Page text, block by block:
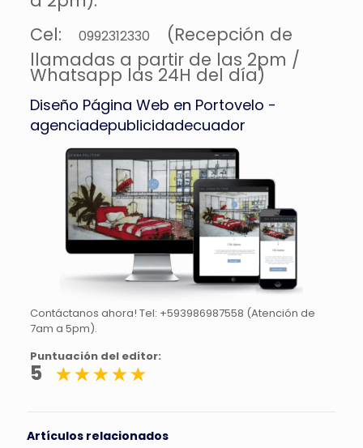
Cel:
0992312330
(Recepción de
llamadas a partir de las 2pm /
Whatsapp las 24H del día)
Diseño Página Web en Portovelo -
agenciadepublicidadecuador
Contáctanos ahora! Tel: +593986987558 (Atención de
7am a 5pm).
Puntuación del editor:
5
Artículos relacionados